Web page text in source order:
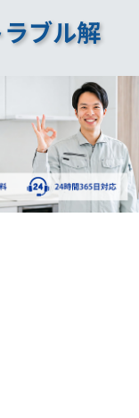
ブル解